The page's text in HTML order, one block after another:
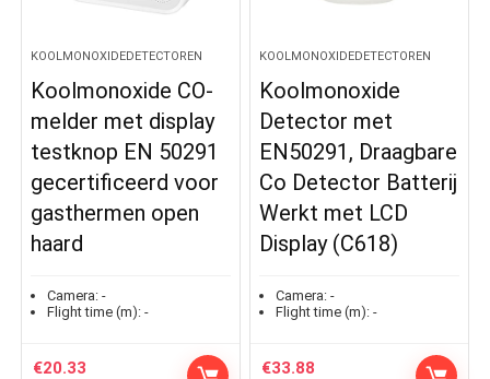
KOOLMONOXIDEDETECTOREN
Koolmonoxide CO-
melder met display
testknop EN 50291
gecertificeerd voor
gasthermen open
haard
Camera: -
Flight time (m): -
€20.33
KOOLMONOXIDEDETECTOREN
Koolmonoxide
Detector met
EN50291, Draagbare
Co Detector Batterij
Werkt met LCD
Display (C618)
Camera: -
Flight time (m): -
€33.88